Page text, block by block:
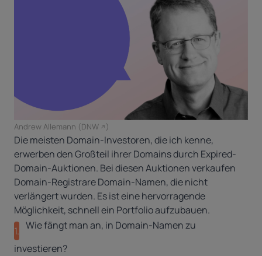
Andrew Allemann (DNW )
Die meisten Domain-Investoren, die ich kenne,
erwerben den Großteil ihrer Domains durch Expired-
Domain-Auktionen. Bei diesen Auktionen verkaufen
Domain-Registrare Domain-Namen, die nicht
verlängert wurden. Es ist eine hervorragende
Möglichkeit, schnell ein Portfolio aufzubauen.
1. Wie fängt man an, in Domain-Namen zu
investieren?